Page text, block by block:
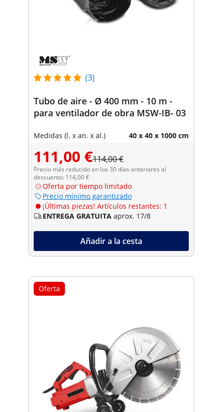
(3)
Tubo de aire - Ø 400 mm - 10 m -
para ventilador de obra MSW-IB- 03
Medidas (l. x an. x al.) 40 x 40 x 1000 cm
111,00 €114,00 €
Precio más reducido en los 30 días anteriores al
descuento: 114,00 €
Oferta por tiempo limitado
Precio mínimo garantizado
¡Últimas piezas! Artículos restantes: 1
ENTREGA GRATUITA aprox. 17/8
Añadir a la cesta
Oferta